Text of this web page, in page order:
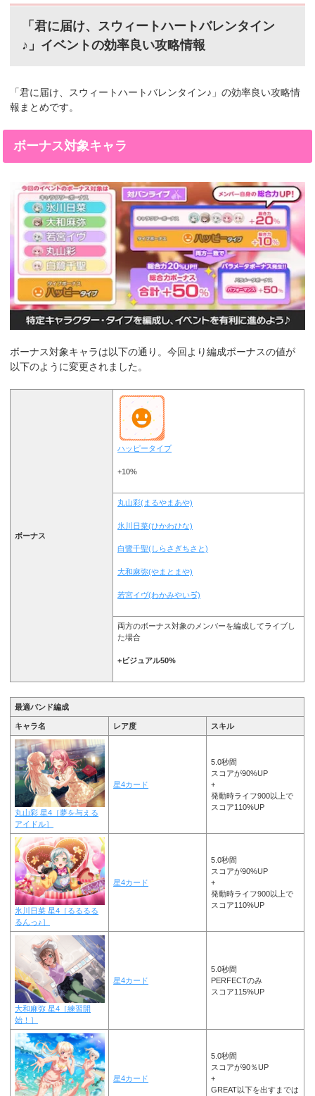
「君に届け、スウィートハートバレンタイン
♪」イベントの効率良い攻略情報
「君に届け、スウィートハートバレンタイン♪」の効率良い攻略情
報まとめです。
ボーナス対象キャラ
ボーナス対象キャラは以下の通り。今回より編成ボーナスの値が
以下のように変更されました。
ボーナス
ハッピータイプ
+10%
丸山彩(まるやまあや)
氷川日菜(ひかわひな)
白鷺千聖(しらさぎちさと)
大和麻弥(やまとまや)
若宮イヴ(わかみやいゔ)
両方のボーナス対象のメンバーを編成してライブし
た場合
+ビジュアル50%
最適バンド編成
キャラ名 レア度 スキル
丸山彩 星4［夢を与える
アイドル］
星4カード
5.0秒間
スコアが90%UP
+
発動時ライフ900以上で
スコア110%UP
氷川日菜 星4［るるるる
るんっ♪］
星4カード
5.0秒間
スコアが90%UP
+
発動時ライフ900以上で
スコア110%UP
大和麻弥 星4［練習開
始！］
星4カード
5.0秒間
PERFECTのみ
スコア115%UP
星4カード
5.0秒間
スコアが90％UP
+
GREAT以下を出すまでは